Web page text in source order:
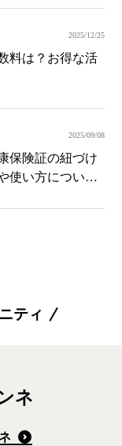
2025/12/25
料は？お得な活
2025/09/08
保険証の紐づけ
使い方について
ティ
ネ